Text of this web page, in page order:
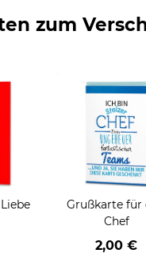
zum
Grußkarte für
Chef
2,00 €